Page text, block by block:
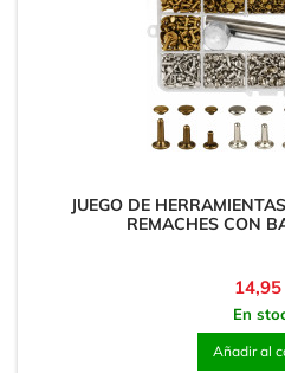
JUEGO DE
REMACHES CON
Precio
14,95
En
Añadir al